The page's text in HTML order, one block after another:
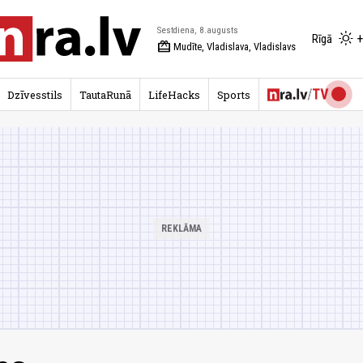
Sestdiena, 8.augusts
redeem Mudīte, Vladislava, Vladislavs
Rīgā
Dzīvesstils TautaRunā LifeHacks Sports